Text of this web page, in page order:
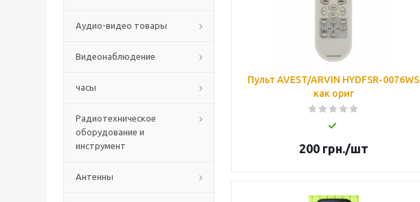
Аудио-видео товары
Видеонаблюдение
часы
Радиотехническое
оборудование и
инструмент
Антенны
Пульт AVEST/ARVIN HYDFSR-0076WS
как ориг
200грн./шт